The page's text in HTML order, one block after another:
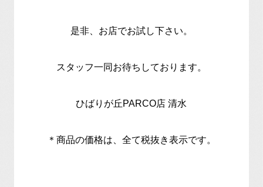
是非、お店でお試し下さい。
スタッフ一同お待ちしております。
ひばりが丘PARCO店 清水
＊商品の価格は、全て税抜き表示です。